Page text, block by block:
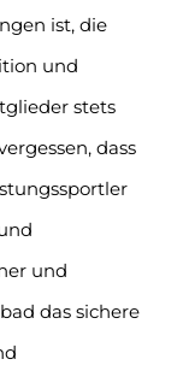
ist, die
und
stets
dass
und
das sichere